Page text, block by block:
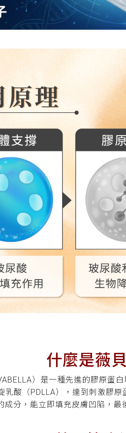
什麼是薇
）是一種先進的膠原蛋
乳酸（PDLLA），達到刺激膠
分，能立即填充皮膚凹陷，最